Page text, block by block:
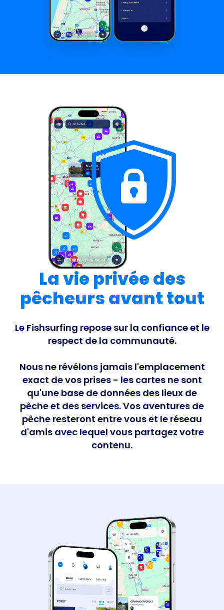
La vie privée des
pêcheurs avant tout
Le Fishsurfing repose sur la confiance et le
respect de la communauté.
Nous ne révélons jamais l'emplacement
exact de vos prises - les cartes ne sont
qu'une base de données des lieux de
pêche et des services. Vos aventures de
pêche resteront entre vous et le réseau
d'amis avec lequel vous partagez votre
contenu.